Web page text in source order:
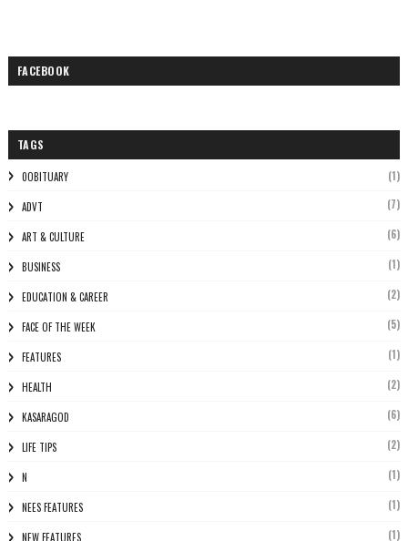
FACEBOOK
TAGS
0OBITUARY (1)
ADVT (7)
ART & CULTURE (6)
BUSINESS (1)
EDUCATION & CAREER (2)
FACE OF THE WEEK (5)
FEATURES (1)
HEALTH (2)
KASARAGOD (6)
LIFE TIPS (2)
N (1)
NEES FEATURES (1)
NEW FEATURES (1)